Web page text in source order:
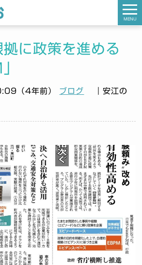
に政策を進める
（4年前） ブログ
｜安江の
MENU